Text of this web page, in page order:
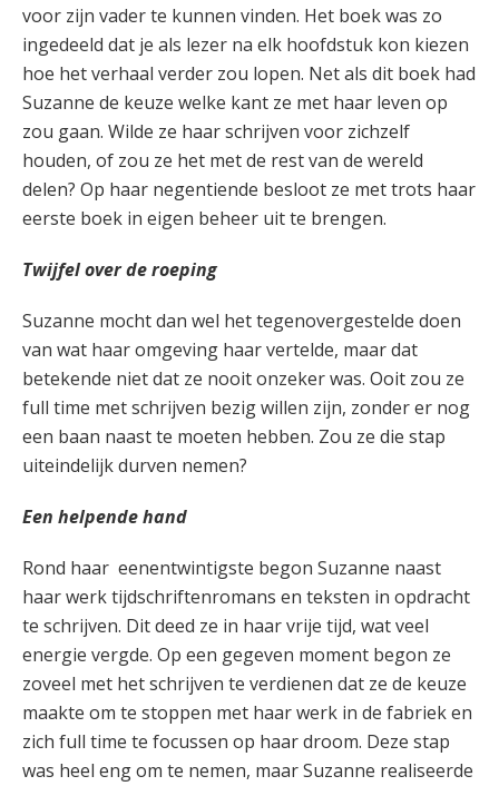
voor zijn vader te kunnen vinden. Het boek was zo
ingedeeld dat je als lezer na elk hoofdstuk kon kiezen
hoe het verhaal verder zou lopen. Net als dit boek had
Suzanne de keuze welke kant ze met haar leven op
zou gaan. Wilde ze haar schrijven voor zichzelf
houden, of zou ze het met de rest van de wereld
delen? Op haar negentiende besloot ze met trots haar
eerste boek in eigen beheer uit te brengen.
Twijfel over de roeping
Suzanne mocht dan wel het tegenovergestelde doen
van wat haar omgeving haar vertelde, maar dat
betekende niet dat ze nooit onzeker was. Ooit zou ze
full time met schrijven bezig willen zijn, zonder er nog
een baan naast te moeten hebben. Zou ze die stap
uiteindelijk durven nemen?
Een helpende hand
Rond haar eenentwintigste begon Suzanne naast
haar werk tijdschriftenromans en teksten in opdracht
te schrijven. Dit deed ze in haar vrije tijd, wat veel
energie vergde. Op een gegeven moment begon ze
zoveel met het schrijven te verdienen dat ze de keuze
maakte om te stoppen met haar werk in de fabriek en
zich full time te focussen op haar droom. Deze stap
was heel eng om te nemen, maar Suzanne realiseerde